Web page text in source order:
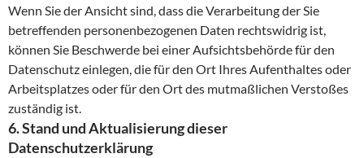
Wenn Sie der Ansicht sind, dass die Verarbeitung der Sie
betreffenden personenbezogenen Daten rechtswidrig ist,
können Sie Beschwerde bei einer Aufsichtsbehörde für den
Datenschutz einlegen, die für den Ort Ihres Aufenthaltes oder
Arbeitsplatzes oder für den Ort des mutmaßlichen Verstoßes
zuständig ist.
6. Stand und Aktualisierung dieser
Datenschutzerklärung